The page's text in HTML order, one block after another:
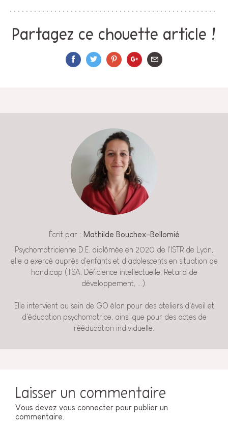
Partagez ce chouette article !
Écrit par : Mathilde Bouchex-Bellomié
Psychomotricienne D.E. diplômée en 2020 de l'ISTR de Lyon,
elle a exercé auprès d'enfants et d'adolescents en situation de
handicap (TSA, Déficience intellectuelle, Retard de
développement, ...).
Elle intervient au sein de GO élan pour des ateliers d'éveil et
d'éducation psychomotrice, ainsi que pour des actes de
rééducation individuelle.
Laisser un commentaire
Vous devez vous connecter pour publier un
commentaire.